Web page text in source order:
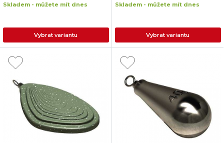
Skladem - můžete mít dnes
Vybrat variantu
Skladem - můžete mít dnes
Vybrat variantu